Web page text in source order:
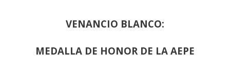
VENANCIO BLANCO:
MEDALLA DE HONOR DE LA AEPE